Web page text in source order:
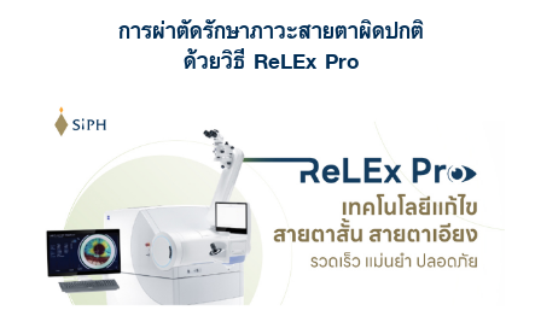
การผ่าตัดรักษาภาวะสายตาผิดปกติ
ด้วยวิธี ReLEx Pro